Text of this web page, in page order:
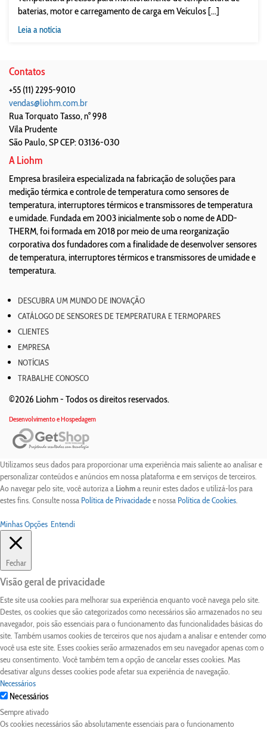
baterias, motor e carregamento de carga em Veículos [...]
Leia a notícia
Contatos
+55 (11) 2295-9010
vendas@liohm.com.br
Rua Torquato Tasso, n° 998
Vila Prudente
São Paulo,SPCEP: 03136-030
A Liohm
Empresa brasileira especializada na fabricação de soluções para
medição térmica e controle de temperatura como sensores de
temperatura, interruptores térmicos e transmissores de temperatura
e umidade. Fundada em 2003 inicialmente sob o nome de ADD-
THERM, foi formada em 2018 por meio de uma reorganização
corporativa dos fundadores com a finalidade de desenvolver sensores
de temperatura, interruptores térmicos e transmissores de umidade e
temperatura.
DESCUBRA UM MUNDO DE INOVAÇÃO
CATÁLOGO DE SENSORES DE TEMPERATURA E TERMOPARES
CLIENTES
EMPRESA
NOTÍCIAS
TRABALHE CONOSCO
©2026 Liohm - Todos os direitos reservados.
Desenvolvimento e Hospedagem
Utilizamos seus dados para proporcionar uma experiência mais saliente ao analisar e
personalizar conteúdos e anúncios em nossa plataforma e em serviços de terceiros.
Ao navegar pelo site, você autoriza a Liohma reunir estes dados e utilizá-los para
estes fins. Consulte nossa Política de Privacidadee nossa Política de Cookies.
Minhas Opções Entendi
Fechar
Visão geral de privacidade
Este site usa cookies para melhorar sua experiência enquanto você navega pelo site.
Destes, os cookies que são categorizados como necessários são armazenados no seu
navegador, pois são essenciais para o funcionamento das funcionalidades básicas do
site. Também usamos cookies de terceiros que nos ajudam a analisar e entender como
você usa este site. Esses cookies serão armazenados em seu navegador apenas com o
seu consentimento. Você também tem a opção de cancelar esses cookies. Mas
desativar alguns desses cookies pode afetar sua experiência de navegação.
Necessários
Necessários
Sempre ativado
Os cookies necessários são absolutamente essenciais para o funcionamento